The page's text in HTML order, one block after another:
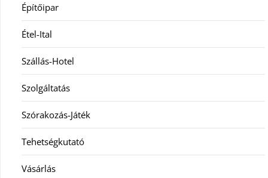
Építőipar
Étel-Ital
Szállás-Hotel
Szolgáltatás
Szórakozás-Játék
Tehetségkutató
Vásárlás